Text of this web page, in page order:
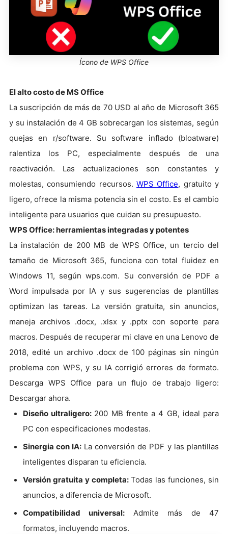
Ícono de WPS Office
El alto costo de MS Office
La suscripción de más de 70 USD al año de Microsoft 365
y su instalación de 4 GB sobrecargan los sistemas, según
quejas en r/software. Su software inflado (bloatware)
ralentiza los PC, especialmente después de una
reactivación. Las actualizaciones son constantes y
molestas, consumiendo recursos. WPS Office, gratuito y
ligero, ofrece la misma potencia sin el costo. Es el cambio
inteligente para usuarios que cuidan su presupuesto.
WPS Office: herramientas integradas y potentes
La instalación de 200 MB de WPS Office, un tercio del
tamaño de Microsoft 365, funciona con total fluidez en
Windows 11, según wps.com. Su conversión de PDF a
Word impulsada por IA y sus sugerencias de plantillas
optimizan las tareas. La versión gratuita, sin anuncios,
maneja archivos .docx, .xlsx y .pptx con soporte para
macros. Después de recuperar mi clave en una Lenovo de
2018, edité un archivo .docx de 100 páginas sin ningún
problema con WPS, y su IA corrigió errores de formato.
Descarga WPS Office para un flujo de trabajo ligero:
Descargar ahora.
Diseño ultraligero: 200 MB frente a 4 GB, ideal para
PC con especificaciones modestas.
Sinergia con IA: La conversión de PDF y las plantillas
inteligentes disparan tu eficiencia.
Versión gratuita y completa: Todas las funciones, sin
anuncios, a diferencia de Microsoft.
Compatibilidad universal: Admite más de 47
formatos, incluyendo macros.